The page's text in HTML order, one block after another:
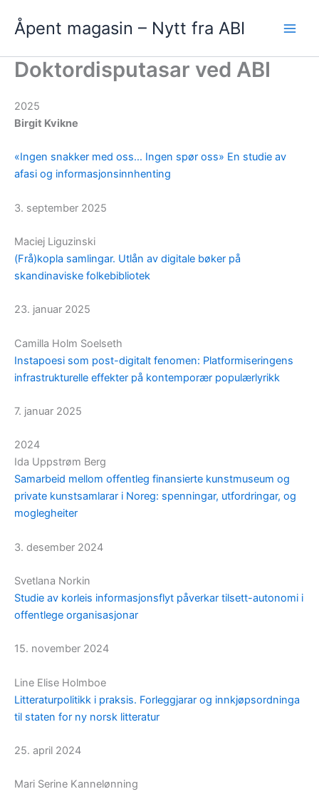
innholdet
Åpent magasin – Nytt fra ABI
Doktordisputasar ved ABI
2025
Birgit Kvikne
«Ingen snakker med oss… Ingen spør oss» En studie av
afasi og informasjonsinnhenting
3. september 2025
Maciej Liguzinski
(Frå)kopla samlingar. Utlån av digitale bøker på
skandinaviske folkebibliotek
23. januar 2025
Camilla Holm Soelseth
Instapoesi som post-digitalt fenomen: Platformiseringens
infrastrukturelle effekter på kontemporær populærlyrikk
7. januar 2025
2024
Ida Uppstrøm Berg
Samarbeid mellom offentleg finansierte kunstmuseum og
private kunstsamlarar i Noreg: spenningar, utfordringar, og
moglegheiter
3. desember 2024
Svetlana Norkin
Studie av korleis informasjonsflyt påverkar tilsett-autonomi i
offentlege organisasjonar
15. november 2024
Line Elise Holmboe
Litteraturpolitikk i praksis. Forleggjarar og innkjøpsordninga
til staten for ny norsk litteratur
25. april 2024
Mari Serine Kannelønning